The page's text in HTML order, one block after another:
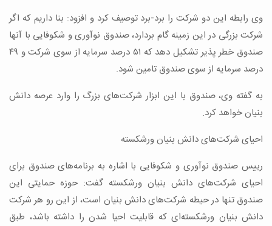
وی رابطه این دو شرکت را برد-برد توصیف کرد و افزود: بنا داریم که اگر
شرکت بزرگی در این زمینه گام بردارد، صندوق نوآوری و شکوفایی با آنها
صندوق خطر پذیر تشکیل دهد که ۵۱ درصد سرمایه از سوی شرکت و ۴۹
درصد سرمایه از سوی صندوق تامین شود.
به گفته وی، صندوق با این ابزار شرکت‌های بزرگ را وارد عرصه دانش
بنیان خواهد کرد.
احیای شرکت‌های دانش بنیان ورشکسته
رییس صندوق نوآوری و شکوفایی با اشاره به برنامه‌های صندوق برای
احیای شرکت‌های دانش بنیان ورشکسته گفت: حوزه حمایتی این
صندوق تنها در حیطه شرکت‌های دانش بنیان است، از این رو هر شرکت
دانش بنیان ورشکسته‌ای که قابلیت احیا شدن را داشته باشد، طبق